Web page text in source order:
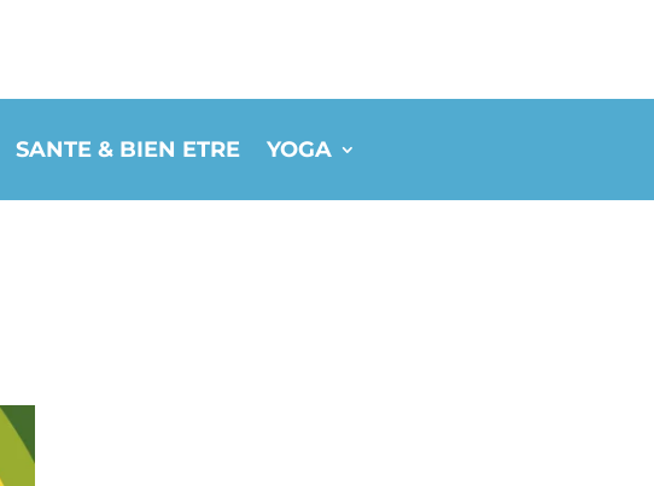
SANTE & BIEN ETRE YOGA